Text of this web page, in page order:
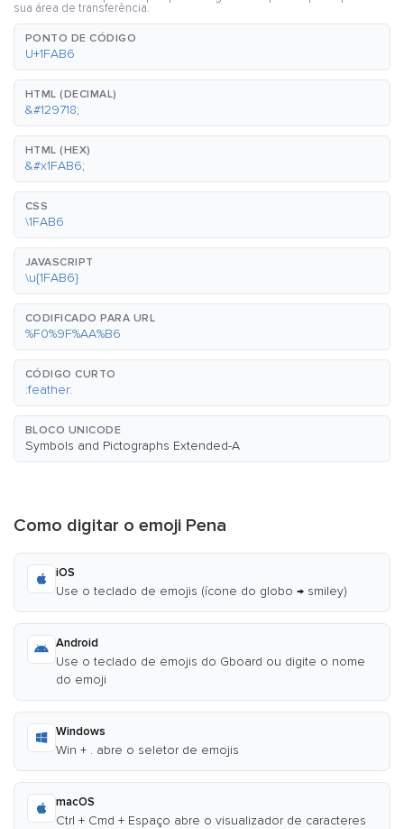
sua área de transferência.
PONTO DE CÓDIGO
U+1FAB6
HTML (DECIMAL)
&#129718;
HTML (HEX)
&#x1FAB6;
CSS
\1FAB6
JAVASCRIPT
\u{1FAB6}
CODIFICADO PARA URL
%F0%9F%AA%B6
CÓDIGO CURTO
:feather:
BLOCO UNICODE
Symbols and Pictographs Extended-A
Como digitar o emoji Pena
iOS
Use o teclado de emojis (ícone do globo → smiley)
Android
Use o teclado de emojis do Gboard ou digite o nome
do emoji
Windows
Win + . abre o seletor de emojis
macOS
Ctrl + Cmd + Espaço abre o visualizador de caracteres